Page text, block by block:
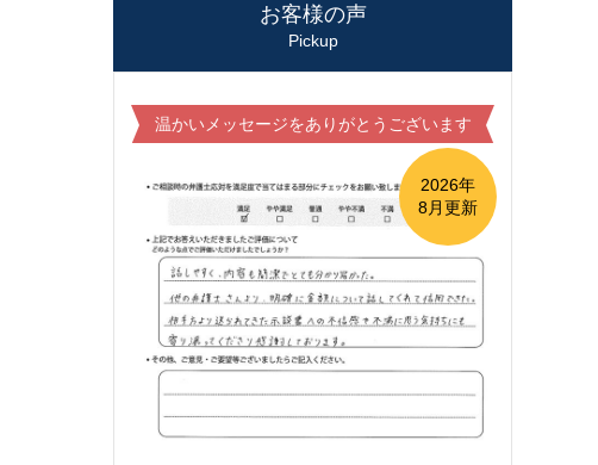
お客様の声
Pickup
温かいメッセージをありがとうございます
2026年
8月更新